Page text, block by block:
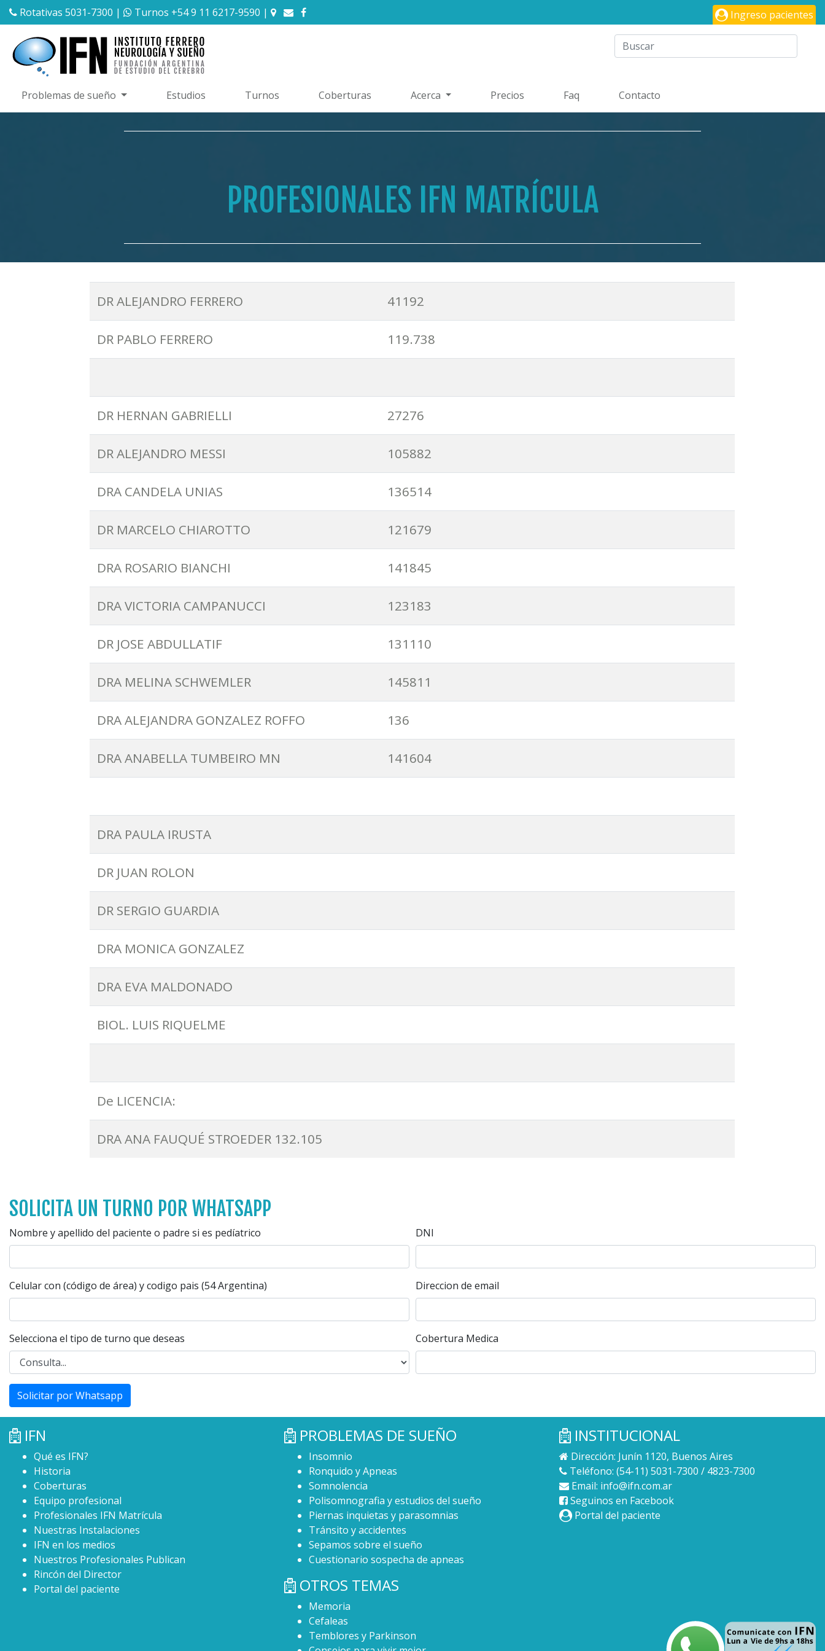
Rotativas 5031-7300 | Turnos +54 9 11 6217-9590 | Ingreso pacientes
Problemas de sueño Estudios Turnos Coberturas Acerca Precios Faq Contacto
PROFESIONALES IFN MATRÍCULA
DR ALEJANDRO FERRERO 41192
DR PABLO FERRERO 119.738
DR HERNAN GABRIELLI 27276
DR ALEJANDRO MESSI 105882
DRA CANDELA UNIAS 136514
DR MARCELO CHIAROTTO 121679
DRA ROSARIO BIANCHI 141845
DRA VICTORIA CAMPANUCCI 123183
DR JOSE ABDULLATIF 131110
DRA MELINA SCHWEMLER 145811
DRA ALEJANDRA GONZALEZ ROFFO 136
DRA ANABELLA TUMBEIRO MN 141604
DRA PAULA IRUSTA
DR JUAN ROLON
DR SERGIO GUARDIA
DRA MONICA GONZALEZ
DRA EVA MALDONADO
BIOL. LUIS RIQUELME
De LICENCIA:
DRA ANA FAUQUÉ STROEDER 132.105
SOLICITA UN TURNO POR WHATSAPP
Nombre y apellido del paciente o padre si es pedíatrico DNI
Celular con (código de área) y codigo pais (54 Argentina) Direccion de email
Selecciona el tipo de turno que deseas Cobertura Medica
Solicitar por Whatsapp
IFN
Qué es IFN?
Historia
Coberturas
Equipo profesional
Profesionales IFN Matrícula
Nuestras Instalaciones
IFN en los medios
Nuestros Profesionales Publican
Rincón del Director
Portal del paciente
PROBLEMAS DE SUEÑO
Insomnio
Ronquido y Apneas
Somnolencia
Polisomnografia y estudios del sueño
Piernas inquietas y parasomnias
Tránsito y accidentes
Sepamos sobre el sueño
Cuestionario sospecha de apneas
OTROS TEMAS
Memoria
Cefaleas
Temblores y Parkinson
INSTITUCIONAL
Dirección: Junín 1120, Buenos Aires
Teléfono: (54-11) 5031-7300 / 4823-7300
Email: info@ifn.com.ar
Seguinos en Facebook
Portal del paciente